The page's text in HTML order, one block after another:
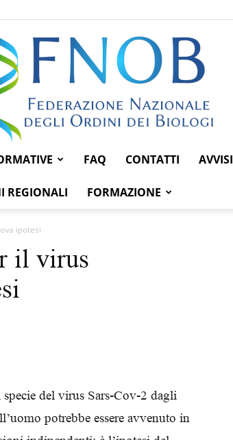
Federazione
FAQ CONTATTI AVVISI
REGIONALI FORMAZIONE
ipotesi
il virus
del virus Sars-Cov-2 dagli
potrebbe essere avvenuto in